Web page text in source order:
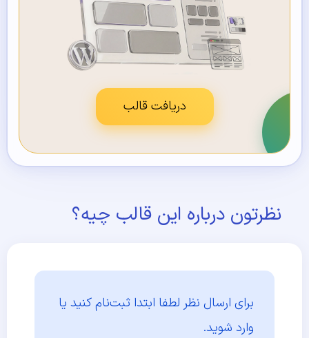
دریافت قالب
نظرتون درباره این قالب چیه؟
برای ارسال نظر لطفا ابتدا ثبت‌نام کنید یا
وارد شوید.